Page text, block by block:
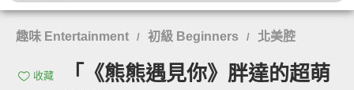
趣味 Entertainment / 初級 Beginners / 北美腔
收藏
「《熊熊遇見你》胖達的超萌